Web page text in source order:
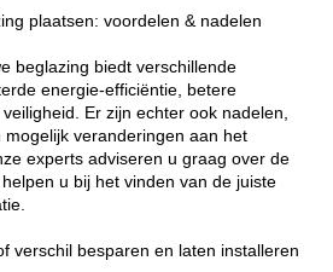
plaatsen: voordelen & nadelen
beglazing biedt verschillende
energie-efficiëntie, betere
Er zijn echter ook nadelen,
veranderingen aan het
experts adviseren u graag over de
u bij het vinden van de juiste
verschil besparen en laten installeren